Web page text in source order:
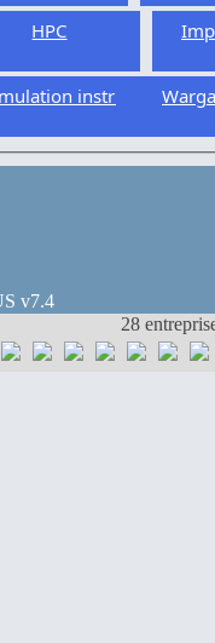
HPC
instrumentée
v7.4
28